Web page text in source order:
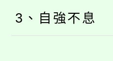
3、自強不息